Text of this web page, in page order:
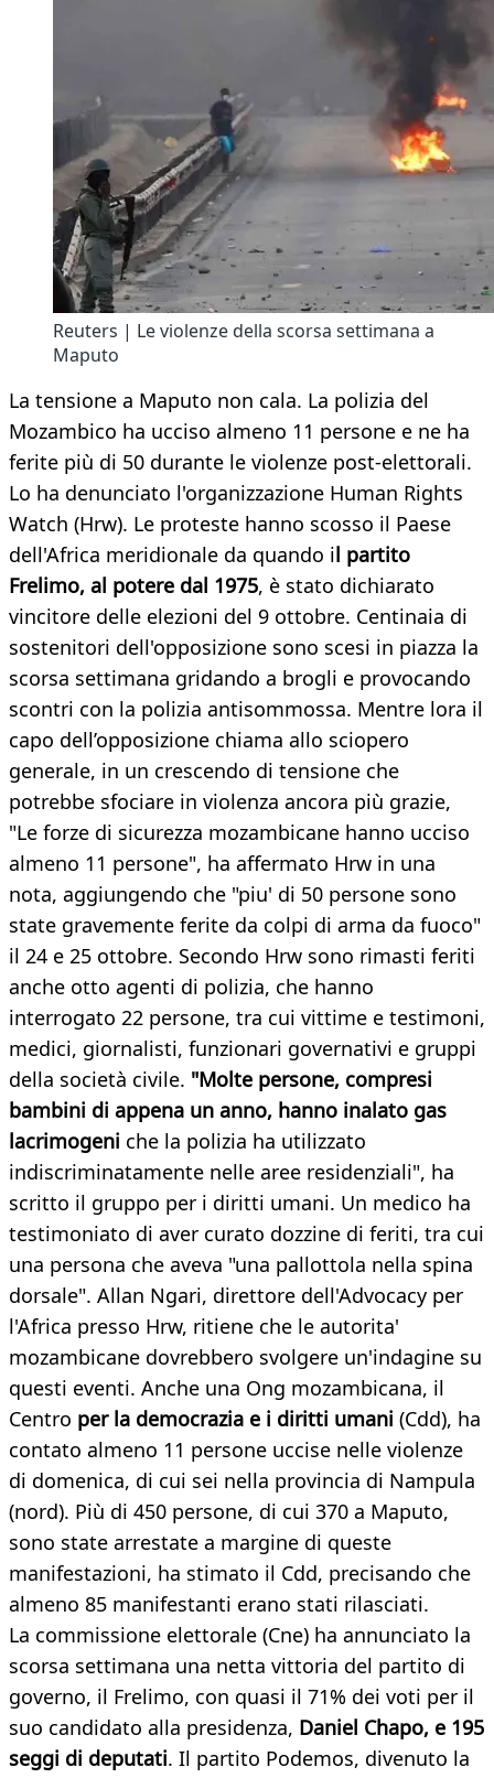
Reuters | Le violenze della scorsa settimana a
Maputo
La tensione a Maputo non cala. La polizia del
Mozambico ha ucciso almeno 11 persone e ne ha
ferite più di 50 durante le violenze post-elettorali.
Lo ha denunciato l'organizzazione Human Rights
Watch (Hrw). Le proteste hanno scosso il Paese
dell'Africa meridionale da quando il partito
Frelimo, al potere dal 1975, è stato dichiarato
vincitore delle elezioni del 9 ottobre. Centinaia di
sostenitori dell'opposizione sono scesi in piazza la
scorsa settimana gridando a brogli e provocando
scontri con la polizia antisommossa. Mentre lora il
capo dell’opposizione chiama allo sciopero
generale, in un crescendo di tensione che
potrebbe sfociare in violenza ancora più grazie,
"Le forze di sicurezza mozambicane hanno ucciso
almeno 11 persone", ha affermato Hrw in una
nota, aggiungendo che "piu' di 50 persone sono
state gravemente ferite da colpi di arma da fuoco"
il 24 e 25 ottobre. Secondo Hrw sono rimasti feriti
anche otto agenti di polizia, che hanno
interrogato 22 persone, tra cui vittime e testimoni,
medici, giornalisti, funzionari governativi e gruppi
della società civile. "Molte persone, compresi
bambini di appena un anno, hanno inalato gas
lacrimogeni che la polizia ha utilizzato
indiscriminatamente nelle aree residenziali", ha
scritto il gruppo per i diritti umani. Un medico ha
testimoniato di aver curato dozzine di feriti, tra cui
una persona che aveva "una pallottola nella spina
dorsale". Allan Ngari, direttore dell'Advocacy per
l'Africa presso Hrw, ritiene che le autorita'
mozambicane dovrebbero svolgere un'indagine su
questi eventi. Anche una Ong mozambicana, il
Centro per la democrazia e i diritti umani (Cdd), ha
contato almeno 11 persone uccise nelle violenze
di domenica, di cui sei nella provincia di Nampula
(nord). Più di 450 persone, di cui 370 a Maputo,
sono state arrestate a margine di queste
manifestazioni, ha stimato il Cdd, precisando che
almeno 85 manifestanti erano stati rilasciati.
La commissione elettorale (Cne) ha annunciato la
scorsa settimana una netta vittoria del partito di
governo, il Frelimo, con quasi il 71% dei voti per il
suo candidato alla presidenza, Daniel Chapo, e 195
seggi di deputati. Il partito Podemos, divenuto la